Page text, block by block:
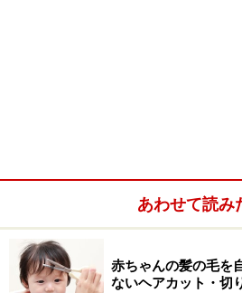
あわせて読み
赤ちゃんの髪の毛を
ないヘアカット・切